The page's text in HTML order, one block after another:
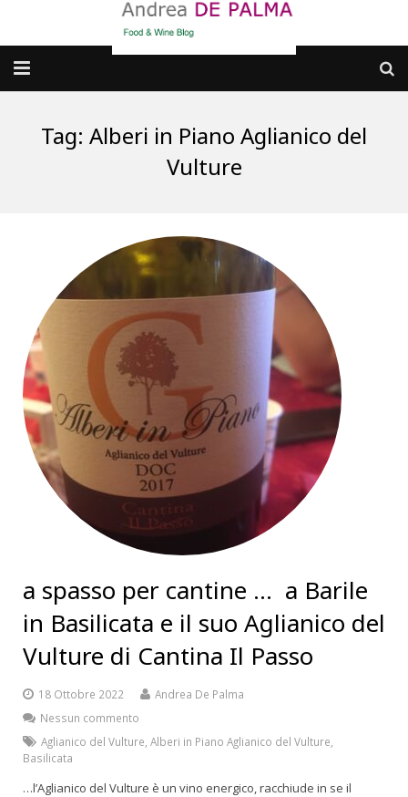
Chi sono
cosa CUCINARE
dove ANDARE
Punti di vista e approfondimenti
Contatti
Tag: Alberi in Piano Aglianico del
Vulture
a spasso per cantine … a Barile
in Basilicata e il suo Aglianico del
Vulture di Cantina Il Passo
18 Ottobre 2022
Andrea De Palma
Nessun commento
Aglianico del Vulture Alberi in Piano Aglianico del Vulture
Basilicata
…l’Aglianico del Vulture è un vino energico, racchiude in se il